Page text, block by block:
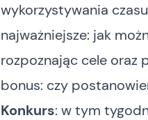
wykorzystywania
najważniejsze: jak
rozpoznając cele oraz
bonus: czy
Konkurs: w tym